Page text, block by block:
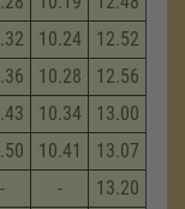
10.24 12.52
10.28
12.56
10.34 13.00
10.41
13.07
- -
13.20